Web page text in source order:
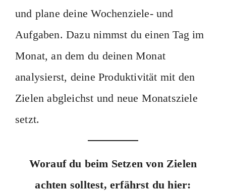
und plane deine Wochenziele- und
Aufgaben. Dazu nimmst du einen Tag im
Monat, an dem du deinen Monat
analysierst, deine Produktivität mit den
Zielen abgleichst und neue Monatsziele
setzt.
Worauf du beim Setzen von Zielen
achten solltest, erfährst du hier: